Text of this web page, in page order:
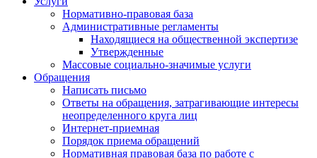
Нормативно-правовая база
Административные регламенты
Находящиеся на общественной экспертизе
Утвержденные
Массовые социально-значимые услуги
Обращения
Написать письмо
Ответы на обращения, затрагивающие интересы
неопределенного круга лиц
Интернет-приемная
Порядок приема обращений
Нормативная правовая база по работе с